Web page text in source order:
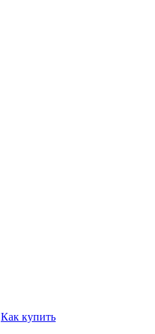
Как купить